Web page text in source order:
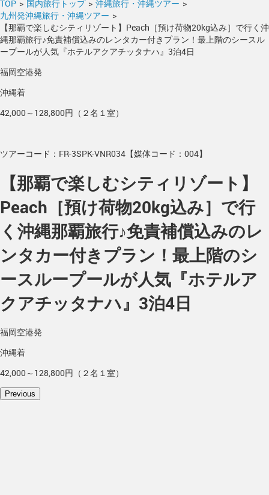
TOP > 国内旅行トップ > 沖縄旅行・沖縄ツアー >
九州発沖縄旅行・沖縄ツアー >
【那覇で楽しむシティリゾート】Peach［預け荷物20kg込み］で行く沖
縄那覇旅行♪免責補償込みのレンタカー付きプラン！最上階のシースル
ープールが人気『ホテルアクアチッタナハ』3泊4日
福岡空港発
沖縄着
42,000～128,800円（２名１室）
ツアーコード：FR-3SPK-VNR034【媒体コード：004】
【那覇で楽しむシティリゾート】
Peach［預け荷物20kg込み］で行
く沖縄那覇旅行♪免責補償込みのレ
ンタカー付きプラン！最上階のシ
ースループールが人気『ホテルア
クアチッタナハ』3泊4日
福岡空港発
沖縄着
42,000～128,800円（２名１室）
Previous